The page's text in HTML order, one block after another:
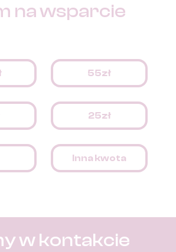
nawsparcie
55zł
25zł
Inna kwota
w kontakcie